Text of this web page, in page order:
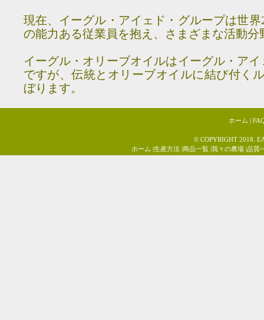
現在、イーグル・アイェド・グループは世
の能力ある従業員を抱え、さまざまな活動
イーグル・オリーブオイルはイーグル・ア
ですが、伝統とオリーブオイルに結び付く
ぼります。
ホーム |
© COPYRIGHT 2018.
ホーム |生産方法 |商品一覧 |我々の農場|品質